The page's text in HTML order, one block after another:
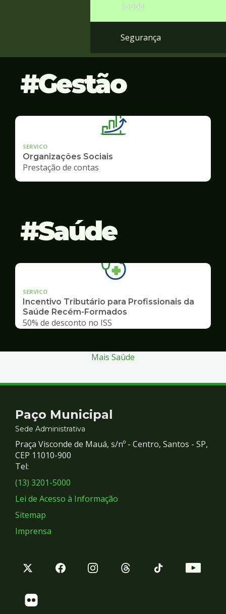
Saúde
Segurança
Gestão
SERVICO
Organizações Sociais
Prestação de contas
Saúde
SERVICO
Incentivo Tributário para Profissionais da
Saúde Recém-Formados
50% de desconto no ISS
Mais Saúde
Contato
e
Redes
Sociais
Paço Municipal
Sede Administrativa
Praça Visconde de Mauá, s/nº - Centro, Santos - SP,
CEP 11010-900
Tel:
(13) 3201-5000
Lei de Acesso à Informação
Sitemap
Imprensa